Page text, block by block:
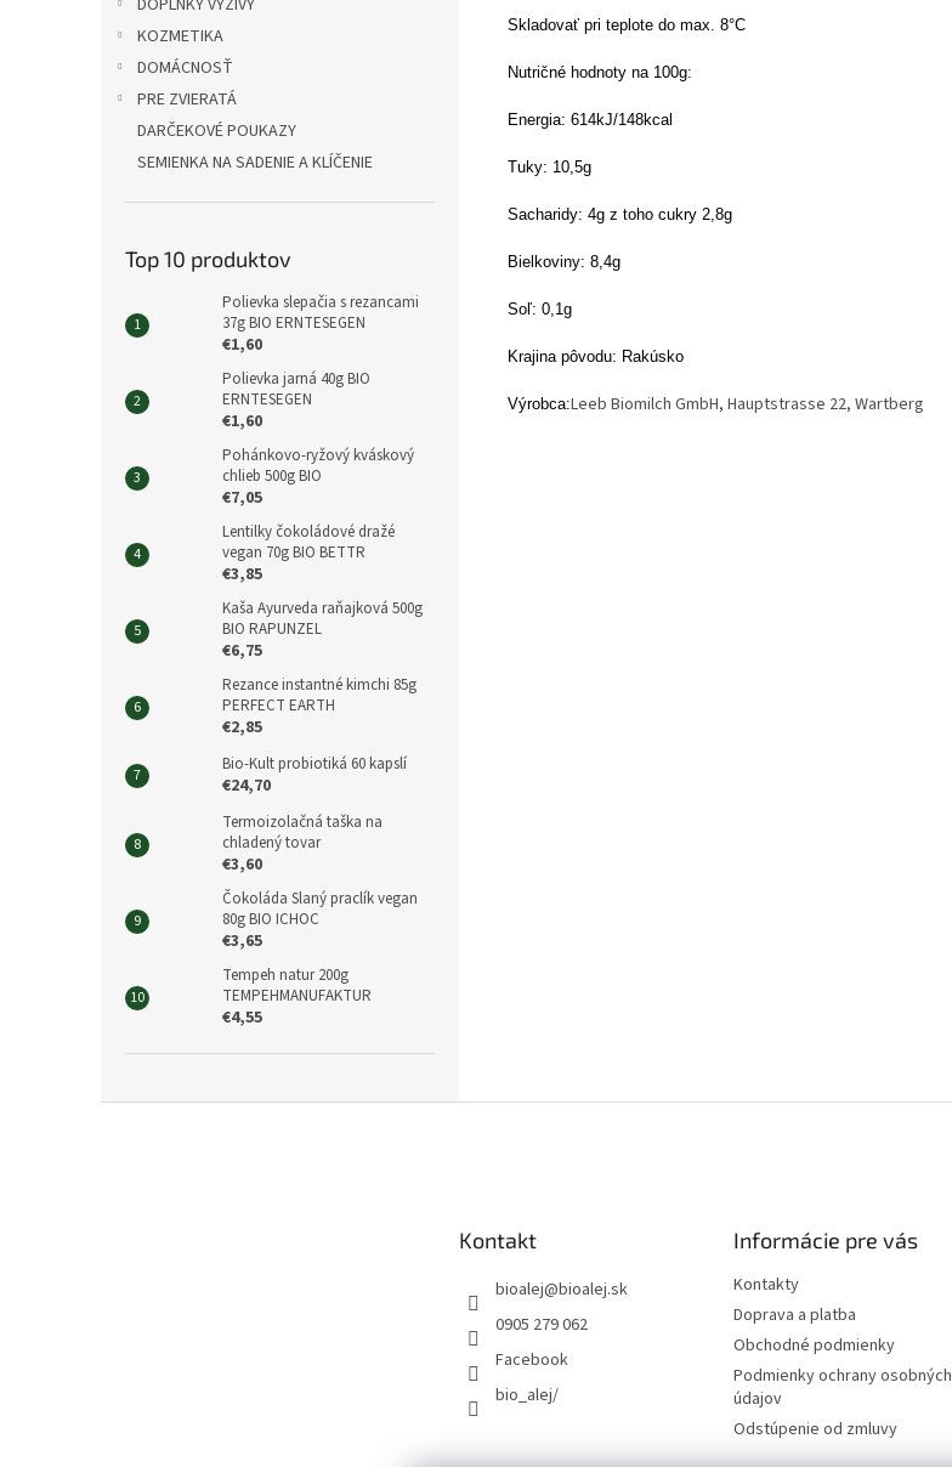
DOPLNKY VÝŽIVY
KOZMETIKA
DOMÁCNOSŤ
PRE ZVIERATÁ
DARČEKOVÉ POUKAZY
SEMIENKA NA SADENIE A KLÍČENIE
Top 10 produktov
Polievka slepačia s rezancami
37g BIO ERNTESEGEN
€1,60
Polievka jarná 40g BIO
ERNTESEGEN
€1,60
Pohánkovo-ryžový kváskový
chlieb 500g BIO
€7,05
Lentilky čokoládové dražé
vegan 70g BIO BETTR
€3,85
Kaša Ayurveda raňajková 500g
BIO RAPUNZEL
€6,75
Rezance instantné kimchi 85g
PERFECT EARTH
€2,85
Bio-Kult probiotiká 60 kapslí
€24,70
Termoizolačná taška na
chladený tovar
€3,60
Čokoláda Slaný praclík vegan
80g BIO ICHOC
€3,65
Tempeh natur 200g
TEMPEHMANUFAKTUR
€4,55
Skladovať pri teplote do max. 8°C
Nutričné hodnoty na 100g:
Energia: 614kJ/148kcal
Tuky: 10,5g
Sacharidy: 4g z toho cukry 2,8g
Bielkoviny: 8,4g
Soľ: 0,1g
Krajina pôvodu: Rakúsko
Výrobca:Leeb Biomilch GmbH, Hauptstrasse 22, Wartberg
Kontakt
bioalej@bioalej.sk
0905 279 062
Facebook
bio_alej/
Informácie pre vás
Kontakty
Doprava a platba
Obchodné podmienky
Podmienky ochrany osobných
údajov
Odstúpenie od zmluvy